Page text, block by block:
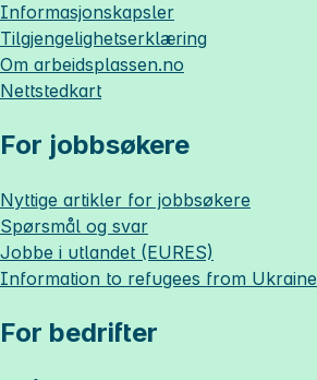
Informasjonskapsler
Tilgjengelighetserklæring
Om arbeidsplassen.no
Nettstedkart
For jobbsøkere
Nyttige artikler for jobbsøkere
Spørsmål og svar
Jobbe i utlandet (EURES)
Information to refugees from Ukraine
For bedrifter